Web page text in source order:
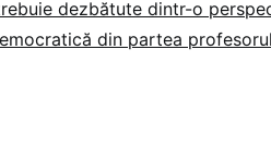
dezbătute dintr-o
din partea